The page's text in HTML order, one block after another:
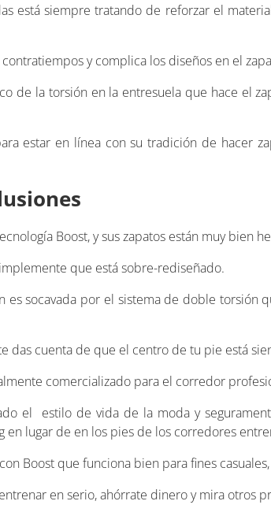
está siempre tratando de reforzar el
y complica los diseños en el
de la torsión en la entresuela que hace el
estar en línea con su tradición de hacer
Boost, y sus zapatos están muy bien
que está sobre-rediseñado.
socavada por el sistema de doble torsión
das cuenta de que el centro de tu pie está
comercializado para el corredor
el estilo de vida de la moda y
en lugar de en los pies de los corredores
Boost que funciona bien para fines
en serio, ahórrate dinero y mira otros